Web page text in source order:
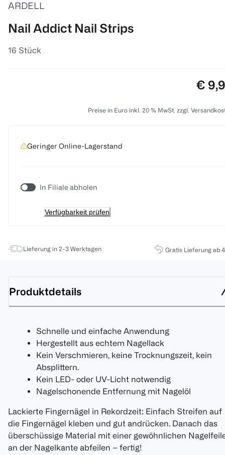
ARDELL
Nail Addict Nail Strips
16 Stück
€
Preise in Euro inkl. 20 % MwSt. zzgl.
Geringer Online-Lagerstand
In Filiale abholen
Verfügbarkeit prüfen
Lieferung in 2-3 Werktagen Gratis Lieferung ab
Produktdetails
Schnelle und einfache Anwendung
Hergestellt aus echtem Nagellack
Kein Verschmieren, keine Trocknungszeit, kein
Absplittern.
Kein LED- oder UV-Licht notwendig
Nagelschonende Entfernung mit Nagelöl
Lackierte Fingernägel in Rekordzeit: Einfach Streifen auf
die Fingernägel kleben und gut andrücken. Danach das
überschüssige Material mit einer gewöhnlichen
an der Nagelkante abfeilen – fertig!